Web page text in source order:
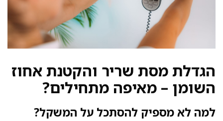
הגדלת מסת שריר והקטנת אחוז
השומן – מאיפה מתחילים?
למה לא מספיק להסתכל על המשקל?